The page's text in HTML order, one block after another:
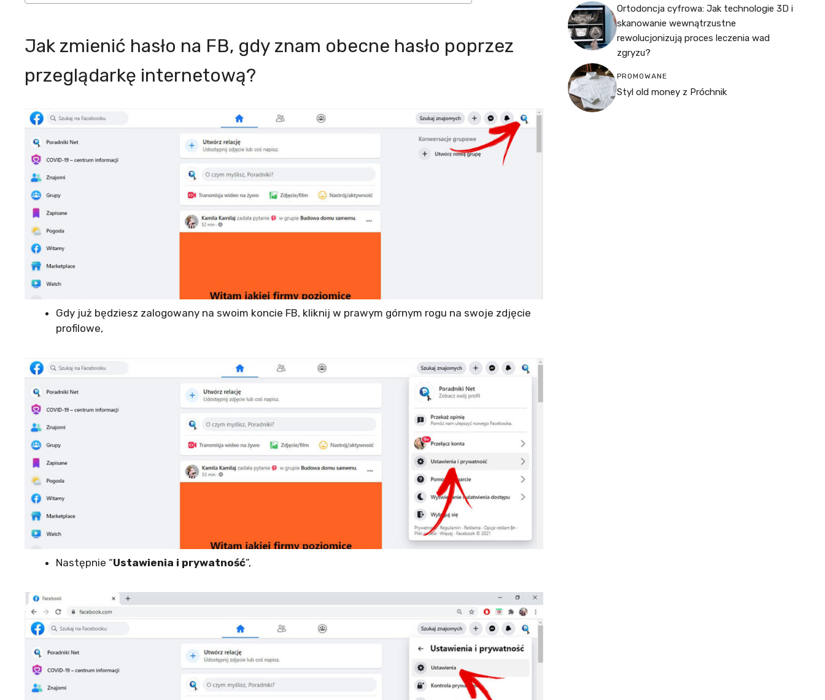
Jak zmienić hasło na FB, gdy znam obecne hasło poprzez
przeglądarkę internetową?
Gdy już będziesz zalogowany na swoim koncie FB, kliknij w prawym górnym rogu na swoje zdjęcie
profilowe,
Następnie “Ustawienia i prywatność”,
Ortodoncja cyfrowa: Jak technologie 3D i
skanowanie wewnątrzustne
rewolucjonizują proces leczenia wad
zgryzu?
PROMOWANE
Styl old money z Próchnik